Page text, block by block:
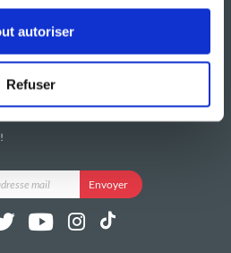
autoriser
Refuser
Mentions légales
Politique de confidentialité
Utilisation des Cookies